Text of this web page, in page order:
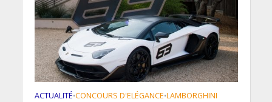
ACTUALITÉ•CONCOURS D'ELÉGANCE•LAMBORGHINI